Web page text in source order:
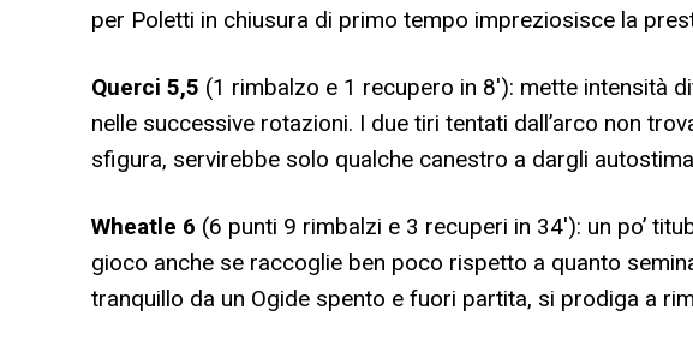
per Poletti in chiusura di primo tempo impreziosisce la
Querci 5,5 (1 rimbalzo e 1 recupero in 8′): mette intensità
nelle successive rotazioni. I due tiri tentati dall’arco non
sfigura, servirebbe solo qualche canestro a dargli
Wheatle 6 (6 punti 9 rimbalzi e 3 recuperi in 34′): un po’
gioco anche se raccoglie ben poco rispetto a quanto
tranquillo da un Ogide spento e fuori partita, si prodiga a